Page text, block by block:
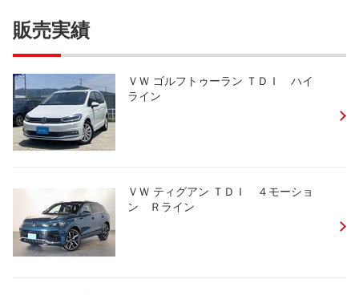
販売実績
ＶＷ ゴルフトゥーラン ＴＤＩ ハイ
ライン
ＶＷ ティグアン ＴＤＩ ４モーショ
ン Ｒライン